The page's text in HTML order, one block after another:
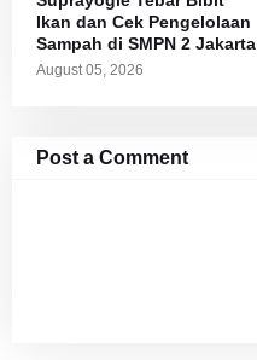
Ikan dan Cek Pengelolaan
Sampah di SMPN 2 Jakarta
August 05, 2026
Post a Comment